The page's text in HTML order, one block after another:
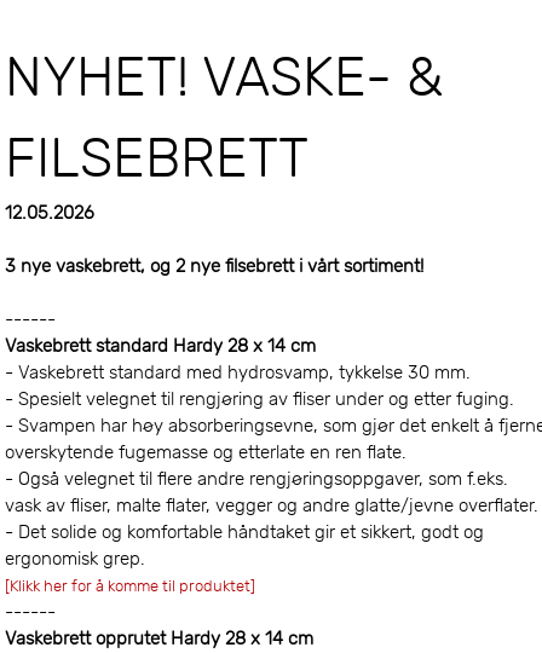
NYHET! VASKE- &
FILSEBRETT
12.05.2026
3 nye vaskebrett, og 2 nye filsebrett i vårt sortiment!
------
Vaskebrett standard Hardy 28 x 14 cm
- Vaskebrett standard med hydrosvamp, tykkelse 30 mm.
- Spesielt velegnet til rengjøring av fliser under og etter fuging.
- Svampen har høy absorberingsevne, som gjør det enkelt å
overskytende fugemasse og etterlate en ren flate.
- Også velegnet til flere andre rengjøringsoppgaver, som f.eks.
vask av fliser, malte flater, vegger og andre glatte/jevne
- Det solide og komfortable håndtaket gir et sikkert, godt og
ergonomisk grep.
[Klikk her for å komme til produktet]
------
Vaskebrett opprutet Hardy 28 x 14 cm